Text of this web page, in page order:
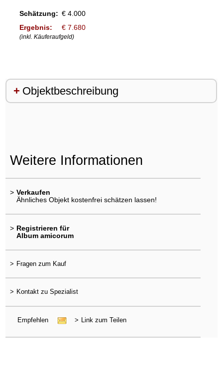
Schätzung: € 4.000
Ergebnis:
€ 7.680
(inkl. Käuferaufgeld)
Objektbeschreibung
Weitere Informationen
> Verkaufen
Ähnliches Objekt kostenfrei schätzen lassen!
> Registrieren für
Album amicorum
> Fragen zum Kauf
> Kontakt zu Spezialist
Empfehlen > Link zum Teilen